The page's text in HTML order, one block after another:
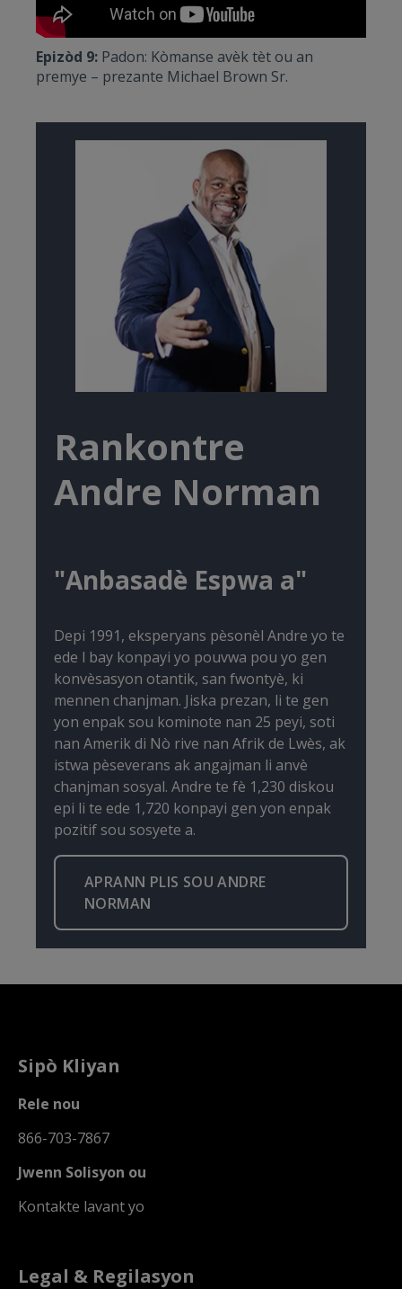
Epizòd 9: Padon: Kòmanse avèk tèt ou an
premye – prezante Michael Brown Sr.
Rankontre
Andre Norman
"Anbasadè Espwa a"
Depi 1991, eksperyans pèsonèl Andre yo te
ede l bay konpayi yo pouvwa pou yo gen
konvèsasyon otantik, san fwontyè, ki
mennen chanjman. Jiska prezan, li te gen
yon enpak sou kominote nan 25 peyi, soti
nan Amerik di Nò rive nan Afrik de Lwès, ak
istwa pèseverans ak angajman li anvè
chanjman sosyal. Andre te fè 1,230 diskou
epi li te ede 1,720 konpayi gen yon enpak
pozitif sou sosyete a.
APRANN PLIS SOU ANDRE
NORMAN
Sipò Kliyan
Rele nou
866-703-7867
Jwenn Solisyon ou
Kontakte lavant yo
Legal & Regilasyon